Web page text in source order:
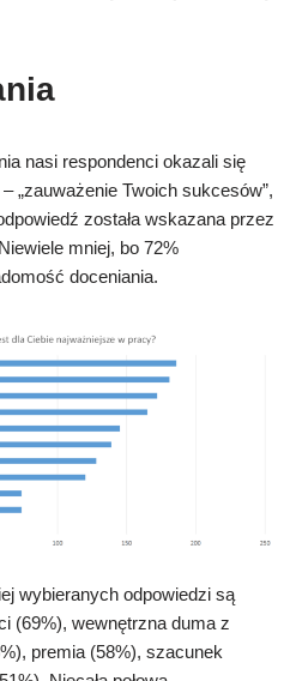
nasi respondenci okazali się
„zauważenie Twoich sukcesów”,
została wskazana przez
mniej, bo 72%
doceniania.
wybieranych odpowiedzi są
(69%), wewnętrzna duma z
premia (58%), szacunek